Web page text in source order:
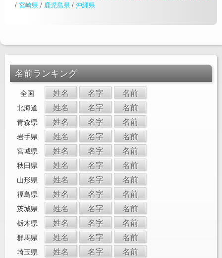
/ 宮崎県 / 鹿児島県 / 沖縄県
名前ランキング
全国 姓名 名字 名前
北海道 姓名 名字 名前
青森県 姓名 名字 名前
岩手県 姓名 名字 名前
宮城県 姓名 名字 名前
秋田県 姓名 名字 名前
山形県 姓名 名字 名前
福島県 姓名 名字 名前
茨城県 姓名 名字 名前
栃木県 姓名 名字 名前
群馬県 姓名 名字 名前
埼玉県 姓名 名字 名前